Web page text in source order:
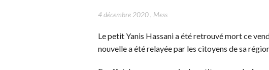
4 décembre 2020, Mess
Le petit Yanis Hassani a été retrouvé mort ce
nouvelle a été relayée par les citoyens de sa